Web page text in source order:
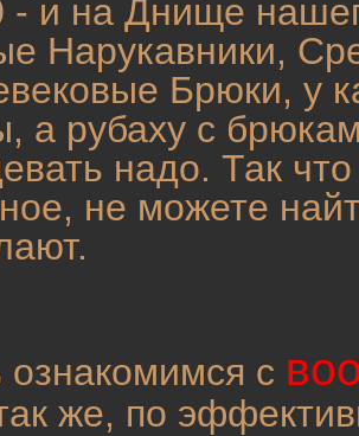
- и на Днище
Нарукавники,
Брюки, у
а рубаху с
надо. Так
не можете
ознакомимся с
же, по